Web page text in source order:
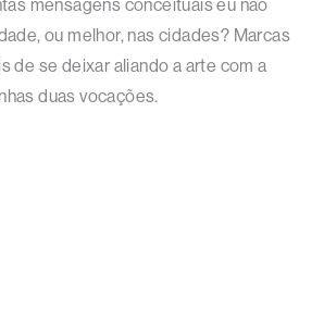
mensagens conceituais eu não
ou melhor, nas cidades? Marcas
de se deixar aliando a arte com a
duas vocações.